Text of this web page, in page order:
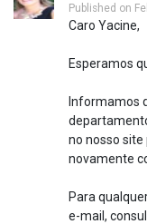
Published on
Caro Yacine,
Esperamos
Informamos
no nosso site
novamente
Para
e-mail,